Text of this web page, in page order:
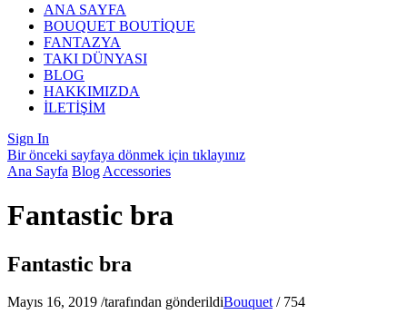
ANA SAYFA
BOUQUET BOUTİQUE
FANTAZYA
TAKI DÜNYASI
BLOG
HAKKIMIZDA
İLETİŞİM
Sign In
Bir önceki sayfaya dönmek için tıklayınız
Ana Sayfa Blog Accessories
Fantastic bra
Fantastic bra
Mayıs 16, 2019 /tarafından gönderildiBouquet / 754